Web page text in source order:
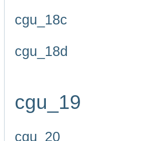
cgu_18c
cgu_18d
cgu_19
cgu_20